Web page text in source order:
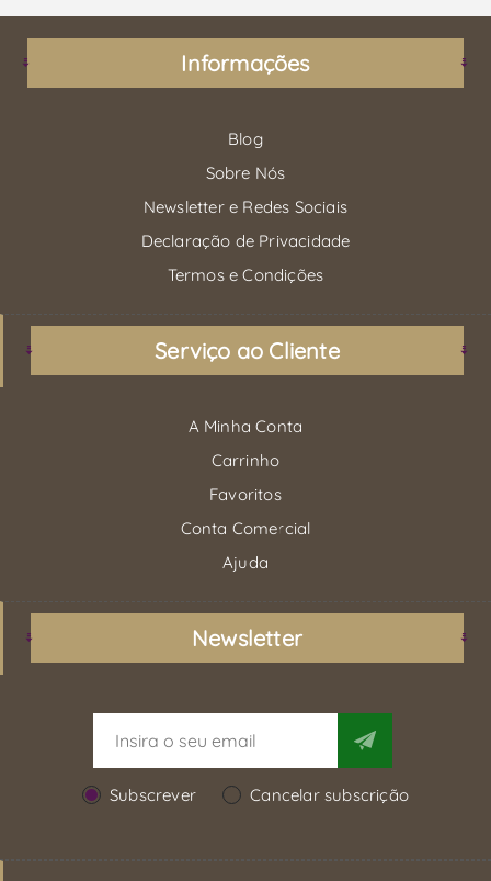
Informações
Blog
Sobre Nós
Newsletter e Redes Sociais
Declaração de Privacidade
Termos e Condições
Serviço ao Cliente
A Minha Conta
Carrinho
Favoritos
Conta Comercial
Ajuda
Newsletter
Subscrever Cancelar subscrição